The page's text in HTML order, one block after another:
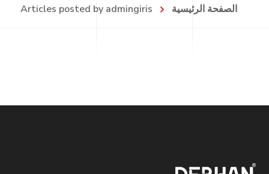
الصفحة الرئيسية Articles posted by admingiris